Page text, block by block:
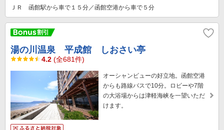
ＪＲ 函館駅から車で１５分／函館空港から車で５分
湯の川温泉 平成館 しおさい亭
4.2 (全681件)
オーシャンビューの好立地。函館空港
からも路線バスで10分。ロビーや7階
の大浴場からは津軽海峡を一望いただ
けます。